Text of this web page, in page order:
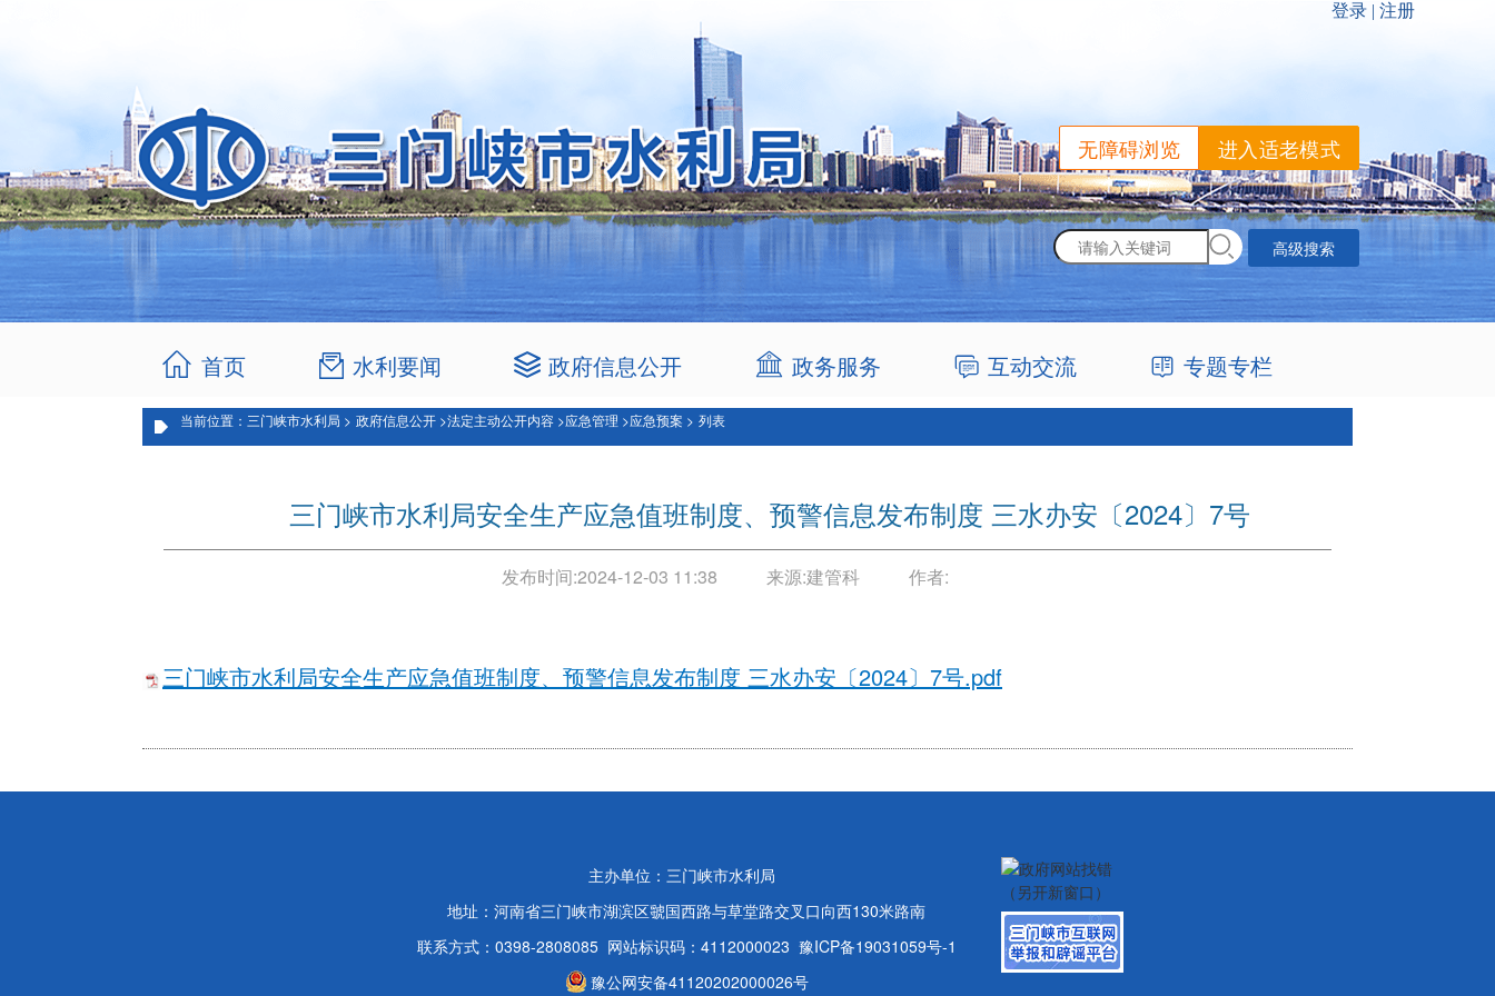
无障碍浏览 进入适老模式
高级搜索
首页 水利要闻 政府信息公开 政务服务 互动交流 专题专栏
当前位置：三门峡市水利局 > 政府信息公开 >法定主动公开内容 >应急管理 >应急预案 > 列表
三门峡市水利局安全生产应急值班制度、预警信息发布制度 三水办安〔2024〕7号
发布时间:2024-12-03 11:38 来源:建管科 作者:
三门峡市水利局安全生产应急值班制度、预警信息发布制度 三水办安〔2024〕7号.pdf
主办单位：三门峡市水利局
地址：河南省三门峡市湖滨区虢国西路与草堂路交叉口向西130米路南
联系方式：0398-2808085 网站标识码：4112000023 豫ICP备19031059号-1
豫公网安备41120202000026号